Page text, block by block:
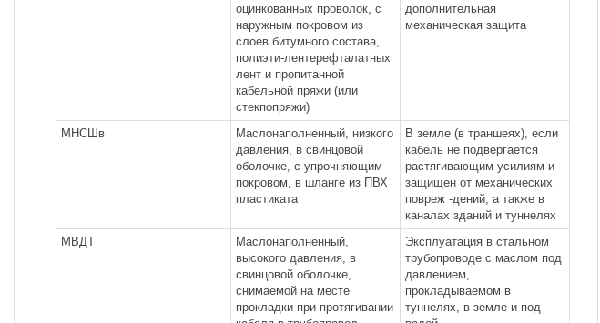
оцинкованных проволок, с
наружным покровом из
слоев битумного состава,
полиэти-лентерефталатных
лент и пропитанной
кабельной пряжи (или
стекпопряжи)
дополнительная
механическая защита
МНСШв
Маслонаполненный, низкого
давления, в свинцовой
оболочке, с упрочняющим
покровом, в шланге из ПВХ
пластиката
В земле (в траншеях), если
кабель не подвергается
растягивающим усилиям и
защищен от механических
повреж -дений, а также в
каналах зданий и туннелях
МВДТ
Маслонаполненный,
высокого давления, в
свинцовой оболочке,
снимаемой на месте
прокладки при протягивании
Эксплуатация в стальном
трубопроводе с маслом под
давлением,
прокладываемом в
туннелях, в земле и под